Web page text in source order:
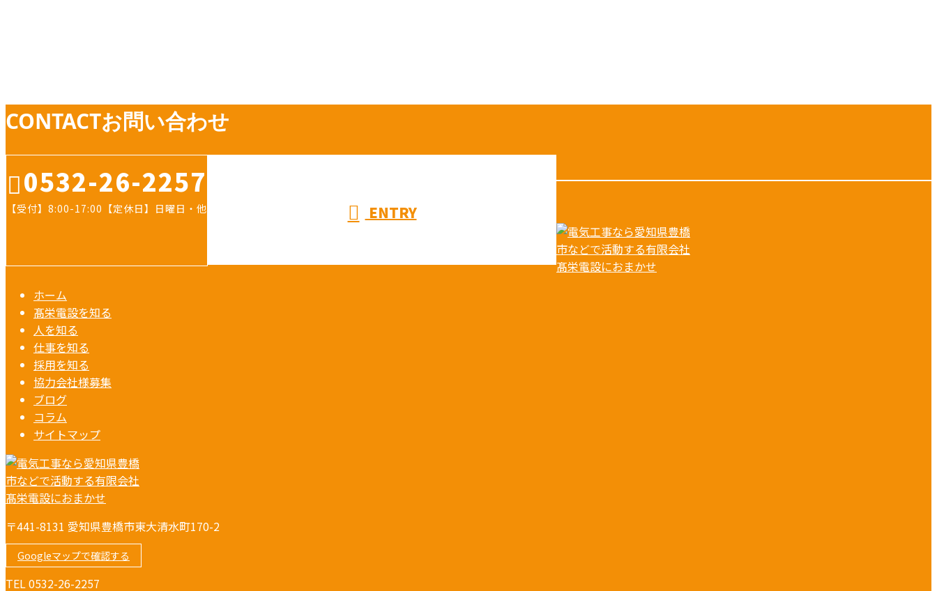
CONTACTお問い合わせ
0532-26-2257
【受付】8:00-17:00【定休日】日曜日・他 ENTRY
ホーム
髙栄電設を知る
人を知る
仕事を知る
採用を知る
協力会社様募集
ブログ
コラム
サイトマップ
〒441-8131 愛知県豊橋市東大清水町170-2
Googleマップで確認する
TEL 0532-26-2257